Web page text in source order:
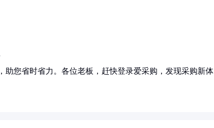
您省时省力。各位老板，赶快登录爱采购，发现采购新体